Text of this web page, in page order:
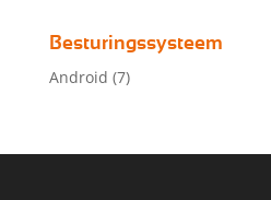
Besturingssysteem
Android (7)